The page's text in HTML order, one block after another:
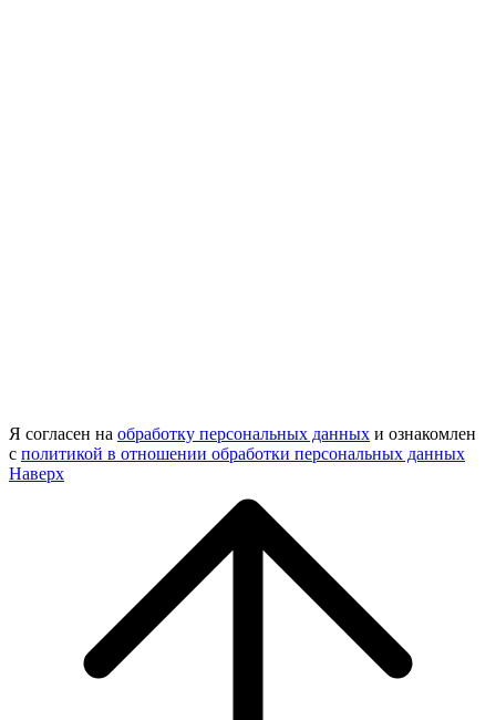
Я согласен на обработку персональных данных и ознакомлен
с политикой в отношении обработки персональных данных
Наверх